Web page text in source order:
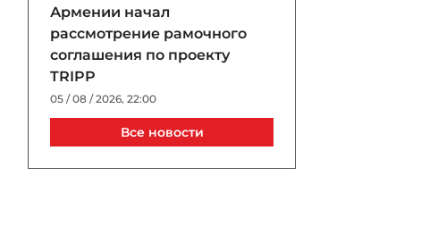
Армении начал
рассмотрение рамочного
соглашения по проекту
TRIPP
05 / 08 / 2026, 22:00
Джиджи Хадид и Брэдли
Купер тайно поженились в
Все новости